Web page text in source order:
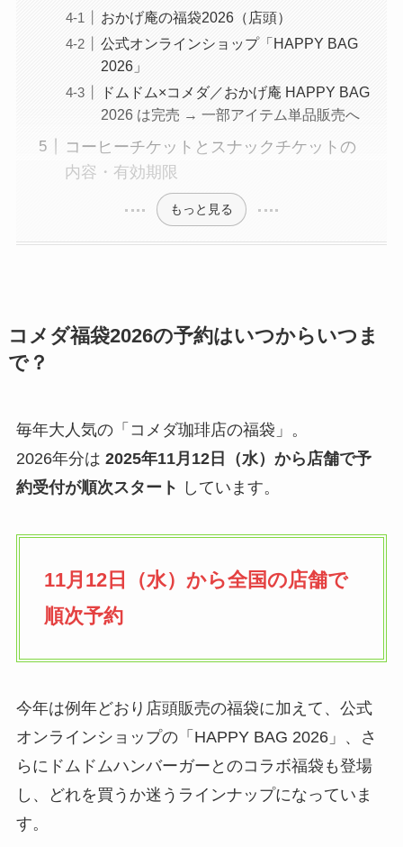
おかげ庵の福袋2026（店頭）
公式オンラインショップ「HAPPY BAG
2026」
ドムドム×コメダ／おかげ庵 HAPPY BAG
2026 は完売 → 一部アイテム単品販売へ
コーヒーチケットとスナックチケットの
内容・有効期限
もっと見る
コメダ福袋2026の予約はいつからいつま
で？
毎年大人気の「コメダ珈琲店の福袋」。
2026年分は 2025年11月12日（水）から店舗で予
約受付が順次スタート しています。
11月12日（水）から全国の店舗で
順次予約
今年は例年どおり店頭販売の福袋に加えて、公式
オンラインショップの「HAPPY BAG 2026」、さ
らにドムドムハンバーガーとのコラボ福袋も登場
し、どれを買うか迷うラインナップになっていま
す。